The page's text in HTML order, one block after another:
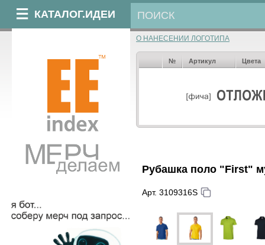
КАТАЛОГ.ИДЕИ
О НАНЕСЕНИИ ЛОГОТИПА
№ Артикул Цвета
Рубашка поло "First"
Арт. 3109316S